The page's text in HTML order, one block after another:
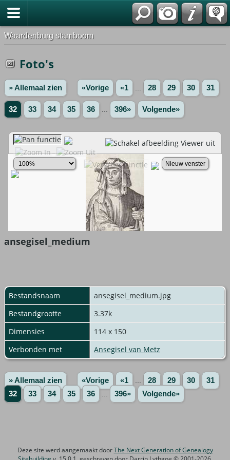
Waardenburg stamboom
Foto's
» Allemaal zien «Vorige «1 28 29 30 31
32 33 34 35 36 396» Volgende»
ansegisel_medium
Bestandsnaam
ansegisel_medium.jpg
Bestandgrootte
3.37k
Dimensies
114 x 150
Verbonden met
Ansegisel van Metz
» Allemaal zien «Vorige «1 28 29 30
31
32
33 34 35 36 396» Volgende»
Deze site werd aangemaakt doorThe Next Generation of Genealogy